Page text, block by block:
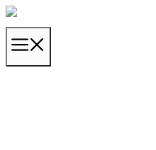
Μετάβαση
σε